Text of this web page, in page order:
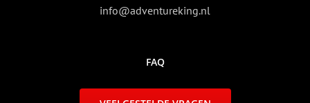
info@adventureking.nl
FAQ